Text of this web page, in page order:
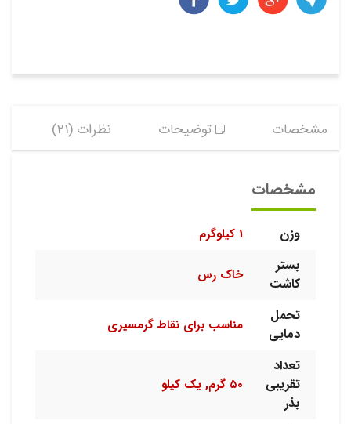
مشخصات توضیحات نظرات (21)
مشخصات
وزن 1 کیلوگرم
بستر
کاشت
خاک رس
تحمل
دمایی
مناسب برای نقاط گرمسیری
تعداد
تقریبی
بذر
۵۰ گرم, یک کیلو